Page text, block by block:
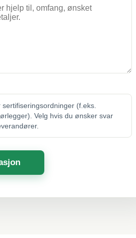
(f.eks.
Velg hvis du ønsker svar